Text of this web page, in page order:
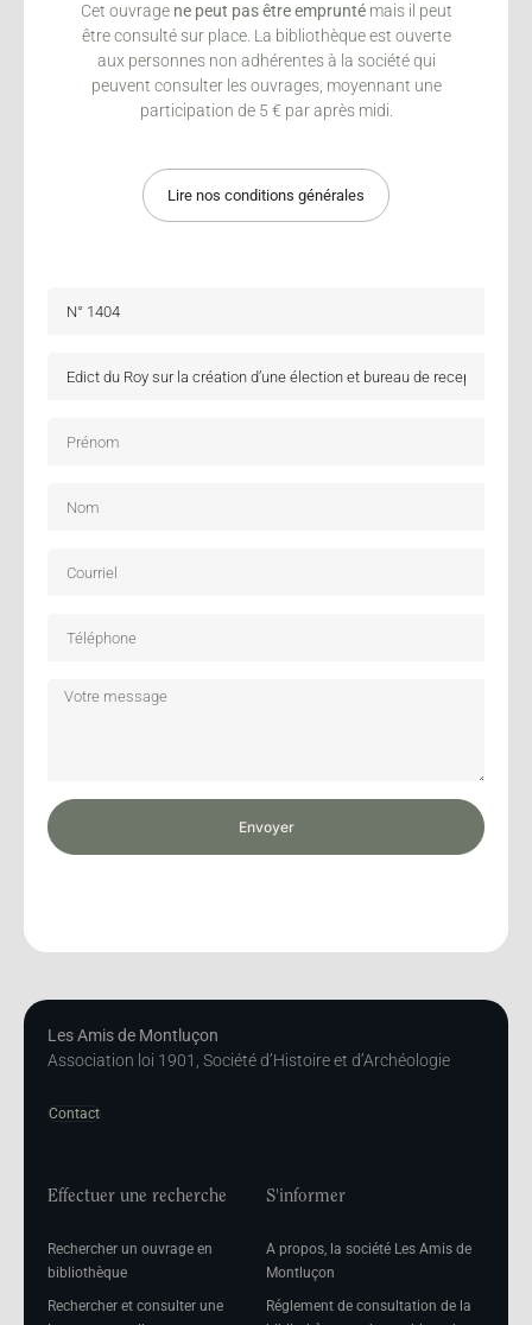
Cet ouvrage ne peut pas être empruntémais il peut
être consulté sur place. La bibliothèque est ouverte
aux personnes non adhérentes à la société qui
peuvent consulter les ouvrages, moyennant une
participation de 5 € par après midi.
Lire nos conditions générales
Envoyer
Les Amis de Montluçon
Association loi 1901, Société d’Histoire et d’Archéologie
Contact
Effectuer une recherche
Rechercher un ouvrage en
bibliothèque
Rechercher et consulter une
S'informer
A propos, la société Les Amis de
Montluçon
Réglement de consultation de la